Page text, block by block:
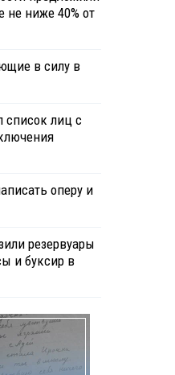
не ниже 40% от
в силу в
список лиц с
оперу и
резервуары
и буксир в